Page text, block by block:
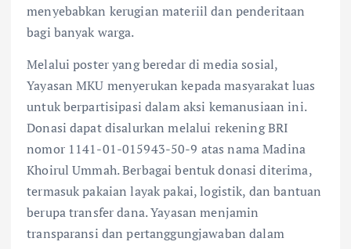
menyebabkan kerugian materiil dan penderitaan
bagi banyak warga.
Melalui poster yang beredar di media sosial,
Yayasan MKU menyerukan kepada masyarakat luas
untuk berpartisipasi dalam aksi kemanusiaan ini.
Donasi dapat disalurkan melalui rekening BRI
nomor 1141-01-015943-50-9 atas nama Madina
Khoirul Ummah. Berbagai bentuk donasi diterima,
termasuk pakaian layak pakai, logistik, dan bantuan
berupa transfer dana. Yayasan menjamin
transparansi dan pertanggungjawaban dalam